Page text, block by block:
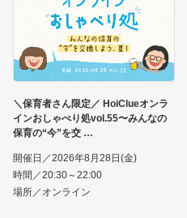
＼保育者さん限定／ HoiClueオンラ
インおしゃべり処vol.55〜みんなの
保育の“今”を交
開催日／2026年8月28日(金)
時間／20:30～22:00
場所／オンライン